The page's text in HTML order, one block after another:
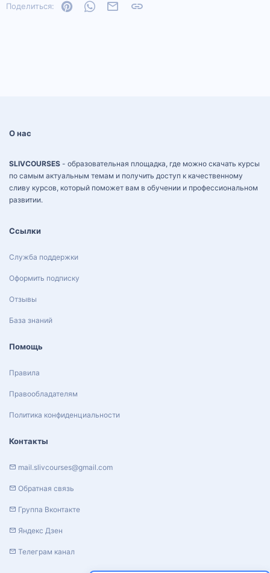
Поделиться: PinterestWhatsAppЭлектронная почта
О нас
SLIVCOURSES - образовательная площадка, где можно скачать курсы
по самым актуальным темам и получить доступ к качественному
сливу курсов, который поможет вам в обучении и профессиональном
развитии.
Ссылки
Служба поддержки
Оформить подписку
Отзывы
База знаний
Помощь
Правила
Правообладателям
Политика конфиденциальности
Контакты
mail.slivcourses@gmail.com
Обратная связь
Группа Вконтакте
Яндекс Дзен
Телеграм канал